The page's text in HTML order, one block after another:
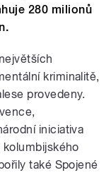
280 milionů
kriminalitě,
provedeny.
iniciativa
kolumbijského
také Spojené